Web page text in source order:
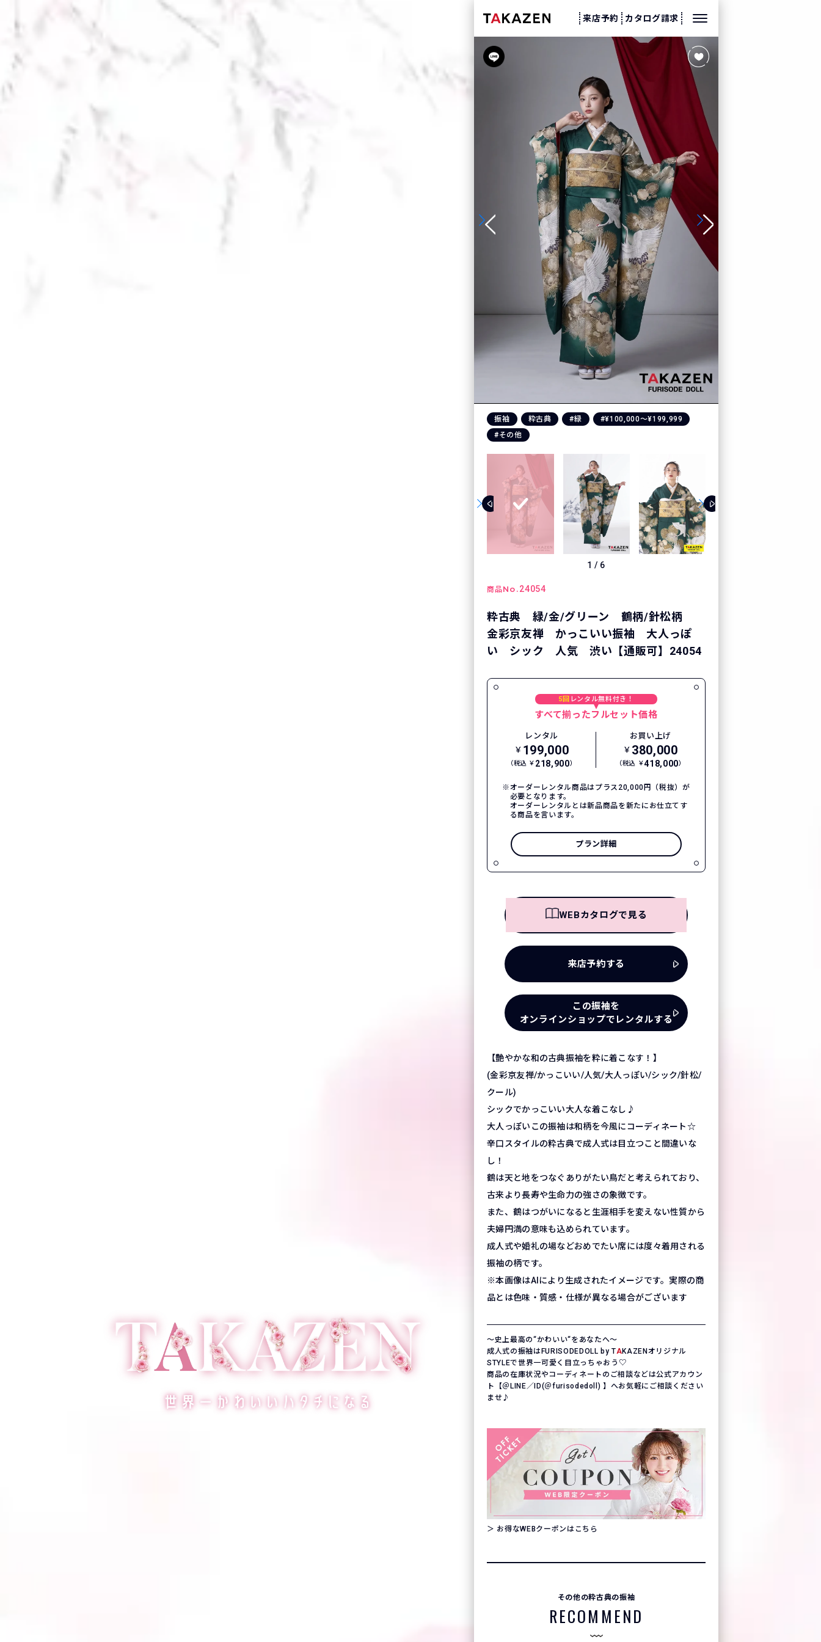
来店予約 カタログ請求
振袖 粋古典 #緑
#¥100,000〜¥199,999
#その他
1 / 6
商品No.24054
粋古典 緑/金/グリーン 鶴柄/針松柄
金彩京友禅 かっこいい振袖 大人っぽ
い シック 人気 渋い【通販可】24054
5回 レンタル無料付き！
すべて揃ったフルセット価格
レンタル
￥ 199,000
（税込 ￥ 218,900）
お買い上げ
￥ 380,000
（税込 ￥418,000）
オーダーレンタル商品はプラス20,000円（税抜）が
必要となります。
オーダーレンタルとは新品商品を新たにお仕立てす
る商品を言います。
プラン詳細
WEBカタログで見る
来店予約する
この振袖を
オンラインショップでレンタルする
【艶やかな和の古典振袖を粋に着こなす！】
(金彩京友禅/かっこいい/人気/大人っぽい/シック/針松/
クール)
シックでかっこいい大人な着こなし♪
大人っぽいこの振袖は和柄を今風にコーディネート☆
辛口スタイルの粋古典で成人式は目立つこと間違いな
し！
鶴は天と地をつなぐありがたい鳥だと考えられており、
古来より長寿や生命力の強さの象徴です。
また、鶴はつがいになると生涯相手を変えない性質から
夫婦円満の意味も込められています。
成人式や婚礼の場などおめでたい席には度々着用される
振袖の柄です。
※本画像はAIにより生成されたイメージです。実際の商
品とは色味・質感・仕様が異なる場合がございます
〜史上最高の“かわいい“をあなたへ〜
成人式の振袖はFURISODEDOLL by TAKAZENオリジナル
STYLEで世界一可愛く目立っちゃおう♡
商品の在庫状況やコーディネートのご相談などは公式アカウン
ト【＠LINE／ID(＠furisodedoll) 】へお気軽にご相談ください
ませ♪
＞ お得なWEBクーポンはこちら
その他の粋古典の振袖
RECOMMEND